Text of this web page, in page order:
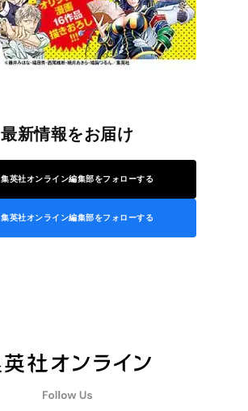
最新情報をお届け
集英社オンライン編集部をフォローする
集英社オンライン編集部をフォローする